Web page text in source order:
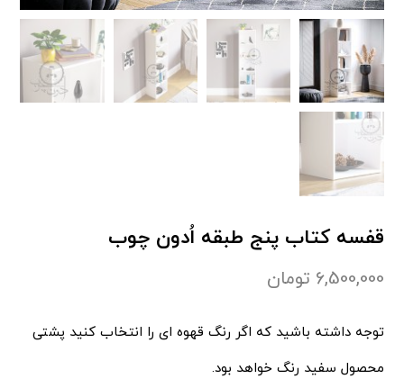
قفسه کتاب پنج طبقه اُدون چوب
6,500,000 تومان
توجه داشته باشید که اگر رنگ قهوه ای را انتخاب کنید پشتی
محصول سفید رنگ خواهد بود.